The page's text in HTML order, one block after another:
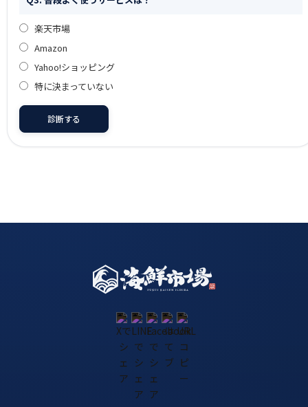
楽天市場
Amazon
Yahoo!ショッピング
特に決まっていない
診断する